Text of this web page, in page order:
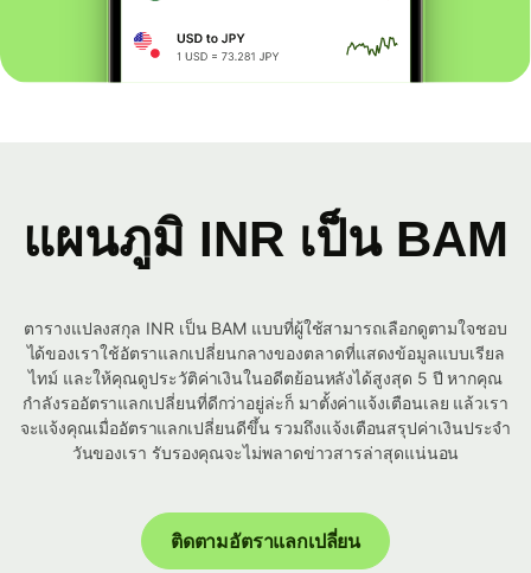
แผนภูมิ INR เป็น BAM
ตารางแปลงสกุล INR เป็น BAM แบบที่ผู้ใช้สามารถเลือกดูตามใจชอบ
ได้ของเราใช้อัตราแลกเปลี่ยนกลางของตลาดที่แสดงข้อมูลแบบเรียล
ไทม์ และให้คุณดูประวัติค่าเงินในอดีตย้อนหลังได้สูงสุด 5 ปี หากคุณ
กำลังรออัตราแลกเปลี่ยนที่ดีกว่าอยู่ล่ะก็ มาตั้งค่าแจ้งเตือนเลย แล้วเรา
จะแจ้งคุณเมื่ออัตราแลกเปลี่ยนดีขึ้น รวมถึงแจ้งเตือนสรุปค่าเงินประจำ
วันของเรา รับรองคุณจะไม่พลาดข่าวสารล่าสุดแน่นอน
ติดตามอัตราแลกเปลี่ยน